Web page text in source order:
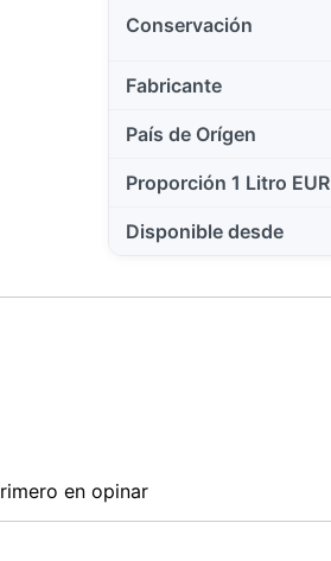
Conservación
Fabricante
País de Orígen
Proporción 1 Litro EUR
Disponible desde
en opinar